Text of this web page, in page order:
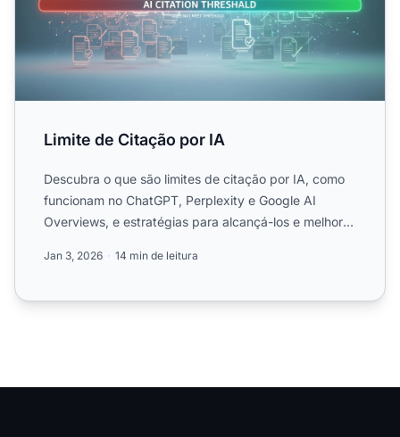
Limite de Citação por IA
Descubra o que são limites de citação por IA, como
funcionam no ChatGPT, Perplexity e Google AI
Overviews, e estratégias para alcançá-los e melhorar
Jan 3, 2026 14 min de leitura